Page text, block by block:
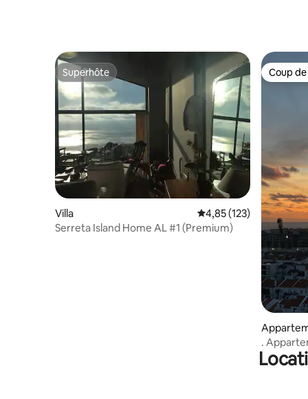
Superhôte
Superhôte
Villa Évaluation moyenne
4,85 (123)
Serreta Island Home AL #1 (Premium)
Coup
Coup
.
Sky